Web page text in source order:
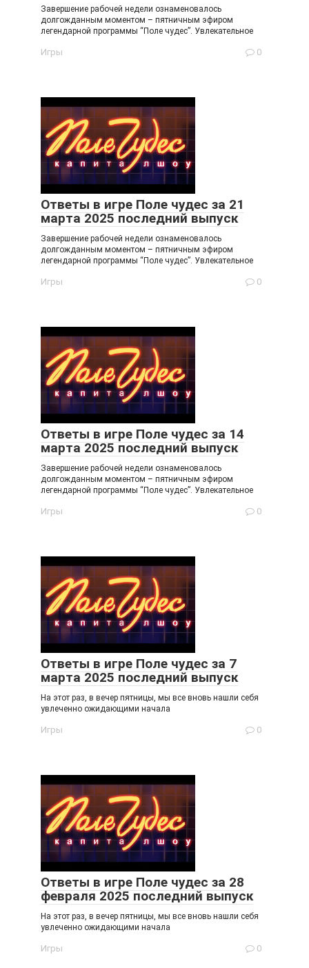
Завершение рабочей недели ознаменовалось
долгожданным моментом – пятничным эфиром
легендарной программы “Поле чудес”. Увлекательное
Игры 0
Ответы в игре Поле чудес за 21
марта 2025 последний выпуск
Завершение рабочей недели ознаменовалось
долгожданным моментом – пятничным эфиром
легендарной программы “Поле чудес”. Увлекательное
Игры 0
Ответы в игре Поле чудес за 14
марта 2025 последний выпуск
Завершение рабочей недели ознаменовалось
долгожданным моментом – пятничным эфиром
легендарной программы “Поле чудес”. Увлекательное
Игры 0
Ответы в игре Поле чудес за 7
марта 2025 последний выпуск
На этот раз, в вечер пятницы, мы все вновь нашли себя
увлеченно ожидающими начала
Игры 0
Ответы в игре Поле чудес за 28
февраля 2025 последний выпуск
На этот раз, в вечер пятницы, мы все вновь нашли себя
увлеченно ожидающими начала
Игры 0